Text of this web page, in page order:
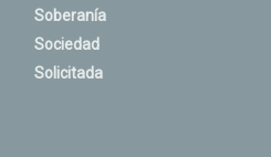
Soberanía
Sociedad
Solicitada